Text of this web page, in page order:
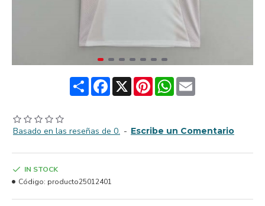
ShareFacebook
X PinterestWhatsApp
Email
Basado en las reseñas de 0. - Escribe un Comentario
IN STOCK
Código: producto25012401